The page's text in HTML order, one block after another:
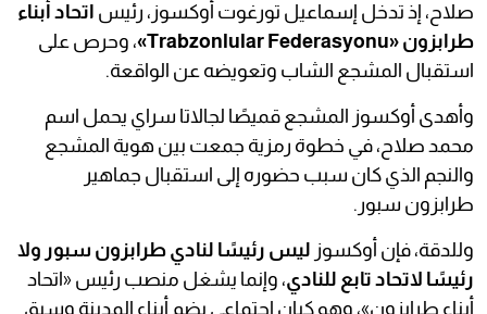
صلاح، إذ تدخل إسماعيل تورغوت أوكسوز، رئيس اتحاد أبناء
طرابزون «Trabzonlular Federasyonu»
، وحرص على
استقبال المشجع الشاب وتعويضه عن الواقعة.
وأهدى أوكسوز المشجع قميصًا لجالاتا سراي يحمل اسم
محمد صلاح، في خطوة رمزية جمعت بين هوية المشجع
والنجم الذي كان سبب حضوره إلى استقبال جماهير
طرابزون سبور.
وللدقة، فإن أوكسوز ليس رئيسًا لنادي طرابزون سبور ولا
رئيسًا لاتحاد تابع للنادي، وإنما يشغل منصب رئيس «اتحاد
أبناء طرابزون»، وهو كيان اجتماعي يضم أبناء المدينة وسبق